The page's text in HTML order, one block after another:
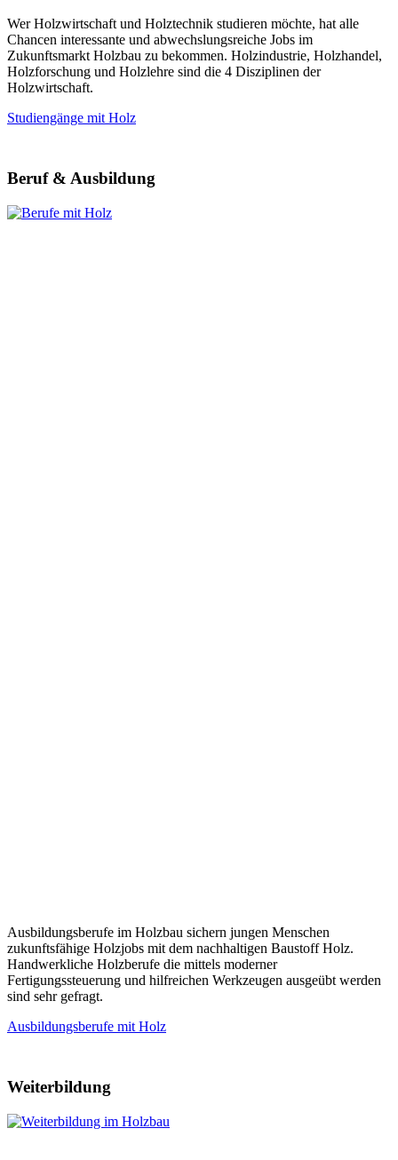
Wer Holzwirtschaft und Holztechnik studieren möchte, hat alle
Chancen interessante und abwechslungsreiche Jobs im
Zukunftsmarkt Holzbau zu bekommen. Holzindustrie, Holzhandel,
Holzforschung und Holzlehre sind die 4 Disziplinen der
Holzwirtschaft.
Studiengänge mit Holz
Beruf & Ausbildung
Ausbildungsberufe im Holzbau sichern jungen Menschen
zukunftsfähige Holzjobs mit dem nachhaltigen Baustoff Holz.
Handwerkliche Holzberufe die mittels moderner
Fertigungssteuerung und hilfreichen Werkzeugen ausgeübt werden
sind sehr gefragt.
Ausbildungsberufe mit Holz
Weiterbildung